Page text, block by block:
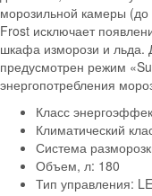
морозильной камеры (до
Frost исключает
шкафа изморози и льда.
предусмотрен режим
энергопотребления
Класс
Климатический
Система
Объем, л: 180
Тип управления: